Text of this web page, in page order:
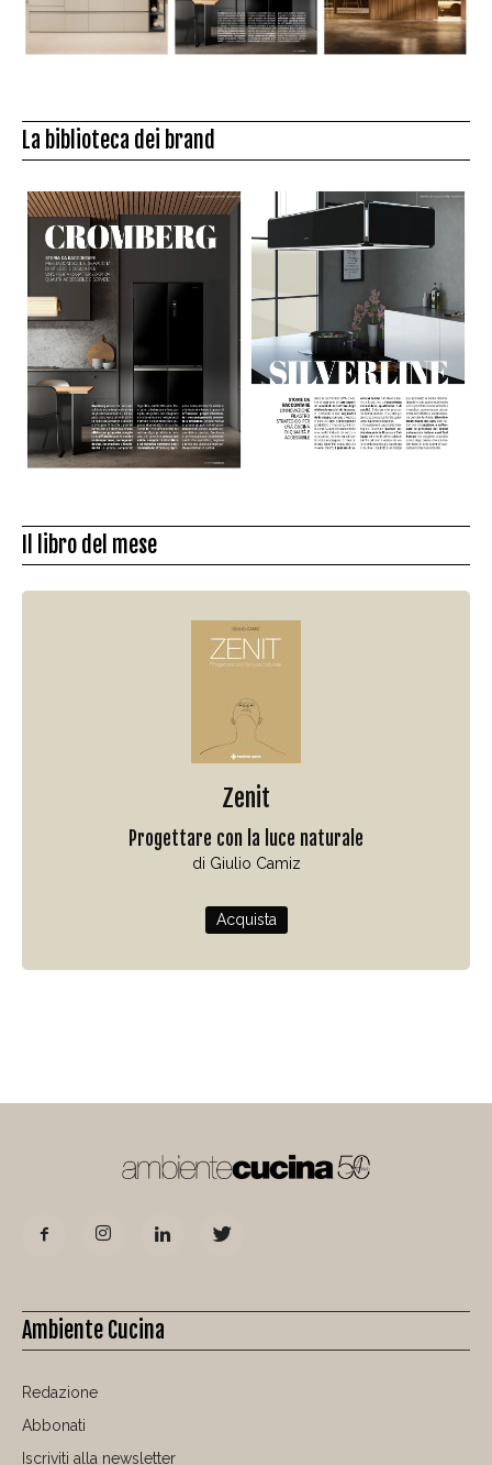
La biblioteca dei brand
Il libro del mese
Zenit
Progettare con la luce naturale
di Giulio Camiz
Acquista
Ambiente Cucina
Redazione
Abbonati
Iscriviti alla newsletter